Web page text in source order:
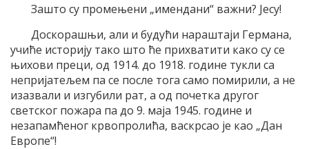
Зашто су промењени „имендани“ важни? Јесу!
Доскорашњи, али и будући нараштаји Германа,
учиће историју тако што ће прихватити како су се
њихови преци, од 1914. до 1918. године тукли са
непријатељем па се после тога само помирили, а не
изазвали и изгубили рат, а од почетка другог
светског пожара па до 9. маја 1945. године и
незапамћеног крвопролића, васкрсао је као „Дан
Европе“!